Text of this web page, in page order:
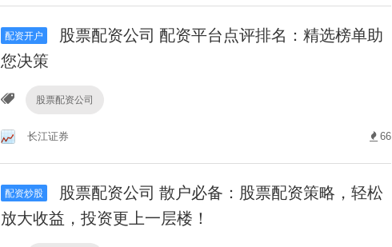
配资开户
股票配资公司 配资平台点评排名：精选榜单助
您决策
股票配资公司
长江证券 66
配资炒股
股票配资公司 散户必备：股票配资策略，轻松
放大收益，投资更上一层楼！